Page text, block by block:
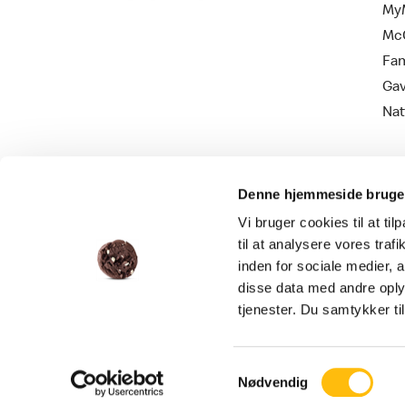
Denne hjemmeside
Vi bruger cookies til at
til at analysere vores
inden for sociale medier,
disse data med andre
tjenester. Du samtykker
Samtykkevalg
Nødvendig